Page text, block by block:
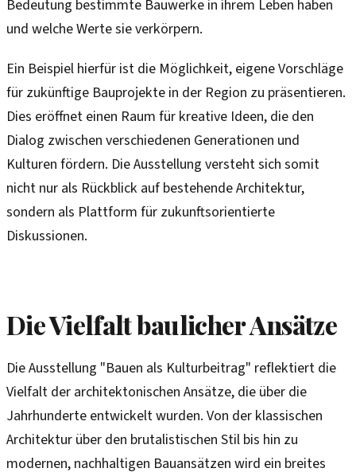
Bedeutung bestimmte Bauwerke in ihrem Leben haben
und welche Werte sie verkörpern.
Ein Beispiel hierfür ist die Möglichkeit, eigene Vorschläge
für zukünftige Bauprojekte in der Region zu präsentieren.
Dies eröffnet einen Raum für kreative Ideen, die den
Dialog zwischen verschiedenen Generationen und
Kulturen fördern. Die Ausstellung versteht sich somit
nicht nur als Rückblick auf bestehende Architektur,
sondern als Plattform für zukunftsorientierte
Diskussionen.
Die Vielfalt baulicher Ansätze
Die Ausstellung "Bauen als Kulturbeitrag" reflektiert die
Vielfalt der architektonischen Ansätze, die über die
Jahrhunderte entwickelt wurden. Von der klassischen
Architektur über den brutalistischen Stil bis hin zu
modernen, nachhaltigen Bauansätzen wird ein breites